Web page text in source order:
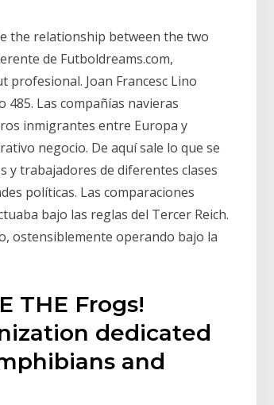
the relationship between the two
de Futboldreams.com,
profesional. Joan Francesc Lino
Las compañías navieras
inmigrantes entre Europa y
negocio. De aquí sale lo que se
y trabajadores de diferentes clases
políticas. Las comparaciones
bajo las reglas del Tercer Reich.
ostensiblemente operando bajo la
THE Frogs!
dedicated
and